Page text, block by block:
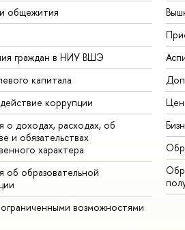
общежития
граждан в НИУ ВШЭ
капитала
коррупции
о доходах, расходах, об
и обязательствах
характера
об образовательной
возможностями